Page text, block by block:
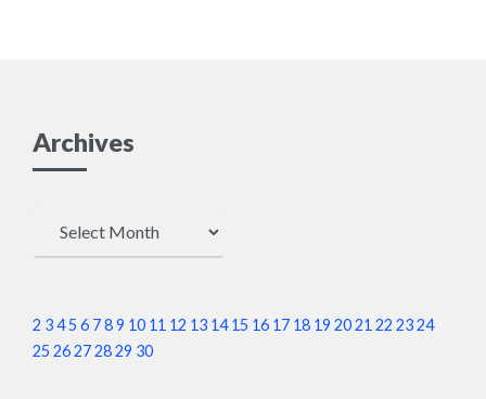
Archives
2 345 6 789 10 11 12 13 14 15 16 17 18 19 2021 22 2324
25 26272829 30